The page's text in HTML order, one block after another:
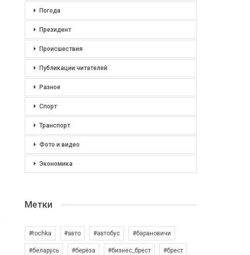
Погода
Президент
Происшествия
Публикации читателей
Разное
Спорт
Транспорт
Фото и видео
Экономика
Метки
#tochka #авто #автобус #барановичи
#беларусь #берёза #бизнес_брест #брест